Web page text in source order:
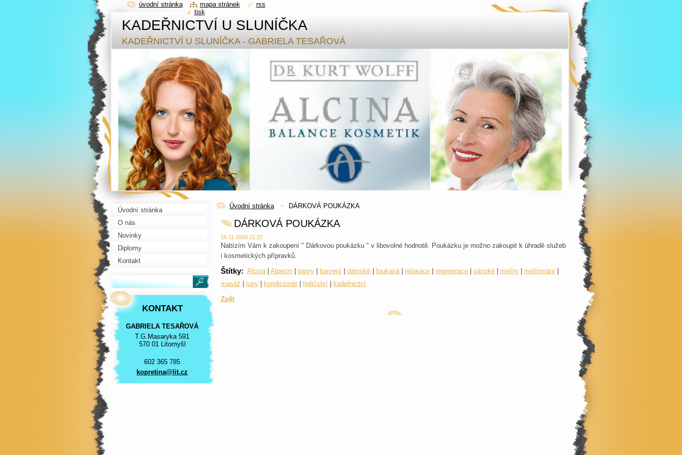
KADEŘNICTVÍ U SLUNÍČKA
KADEŘNICTVÍ U SLUNÍČKA - GABRIELA TESAŘOVÁ
Úvodní stránka DÁRKOVÁ POUKÁZKA
DÁRKOVÁ POUKÁZKA
16.11.2009 21:22
Nabízím Vám k zakoupení " Dárkovou poukázku " v libovolné hodnotě. Poukázku je možno zakoupit k úhradě služeb
i kosmetických přípravků.
Štítky: Alcina Alpecin barvy barvení dámské foukaná relaxace regenerace pánské melíry melírování
masáž
lupy kondicionér holičství
kadeřnictví
Zpět
Úvodní stránka
O nás
Novinky
Diplomy
Kontakt
KONTAKT
GABRIELA TESAŘOVÁ
T.G.Masaryka 591
570 01 Litomyšl
602 365 785
kopretina@lit.cz
úvodní stránka mapa stránek
rss
tisk